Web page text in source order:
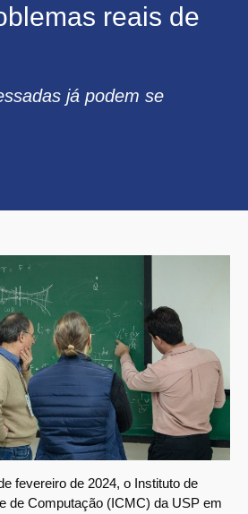
reais de
já podem se
fevereiro de 2024, o Instituto de
de Computação (ICMC) da USP em